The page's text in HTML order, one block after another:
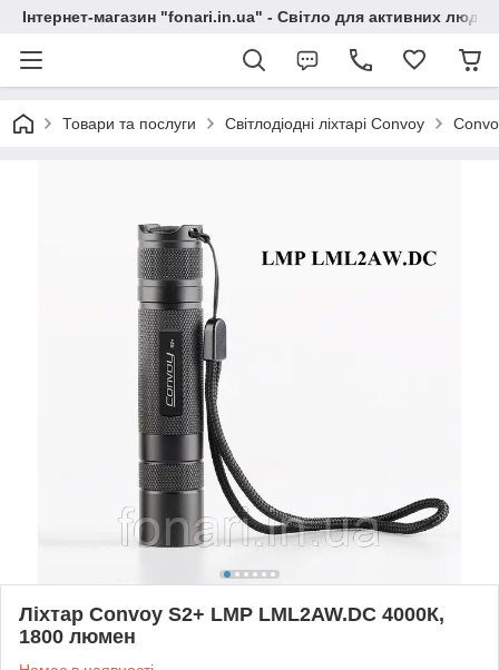
Інтернет-магазин "fonari.in.ua" - Світло для активних людей
Товари та послуги Світлодіодні ліхтарі Convoy
Ліхтар Convoy S2+ LMP LML2AW.DC 4000К,
1800 люмен